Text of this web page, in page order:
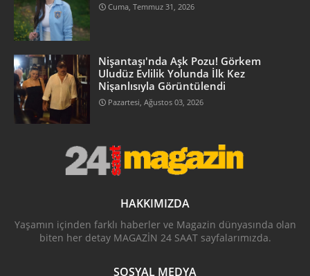
Cuma, Temmuz 31, 2026
Nişantaşı'nda Aşk Pozu! Görkem
Uludüz Evlilik Yolunda İlk Kez
Nişanlısıyla Görüntülendi
Pazartesi, Ağustos 03, 2026
HAKKIMIZDA
Yaşamın içinden farklı haberler ve Magazin dünyasında olan
biten her detay MAGAZİN 24 SAAT sayfalarımızda.
SOSYAL MEDYA